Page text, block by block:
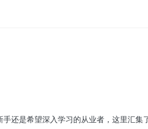
还是希望深入学习的从业者，这里汇集